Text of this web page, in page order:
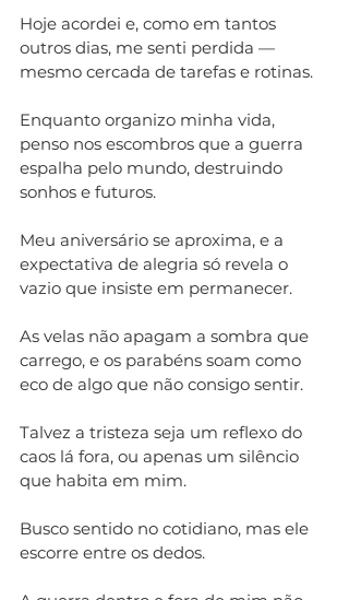
Hoje acordei e, como em tantos
outros dias, me senti perdida —
mesmo cercada de tarefas e rotinas.
Enquanto organizo minha vida,
penso nos escombros que a guerra
espalha pelo mundo, destruindo
sonhos e futuros.
Meu aniversário se aproxima, e a
expectativa de alegria só revela o
vazio que insiste em permanecer.
As velas não apagam a sombra que
carrego, e os parabéns soam como
eco de algo que não consigo sentir.
Talvez a tristeza seja um reflexo do
caos lá fora, ou apenas um silêncio
que habita em mim.
Busco sentido no cotidiano, mas ele
escorre entre os dedos.